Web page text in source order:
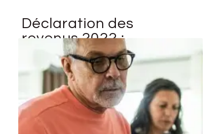
Déclaration des
revenus 2022 :
ouverture du service de
télécorrection